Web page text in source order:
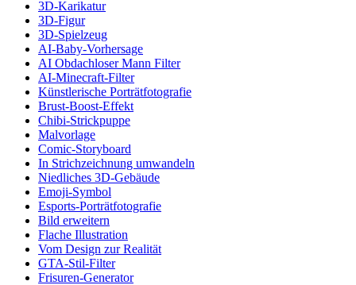
3D-Karikatur
3D-Figur
3D-Spielzeug
AI-Baby-Vorhersage
AI Obdachloser Mann Filter
AI-Minecraft-Filter
Künstlerische Porträtfotografie
Brust-Boost-Effekt
Chibi-Strickpuppe
Malvorlage
Comic-Storyboard
In Strichzeichnung umwandeln
Niedliches 3D-Gebäude
Emoji-Symbol
Esports-Porträtfotografie
Bild erweitern
Flache Illustration
Vom Design zur Realität
GTA-Stil-Filter
Frisuren-Generator